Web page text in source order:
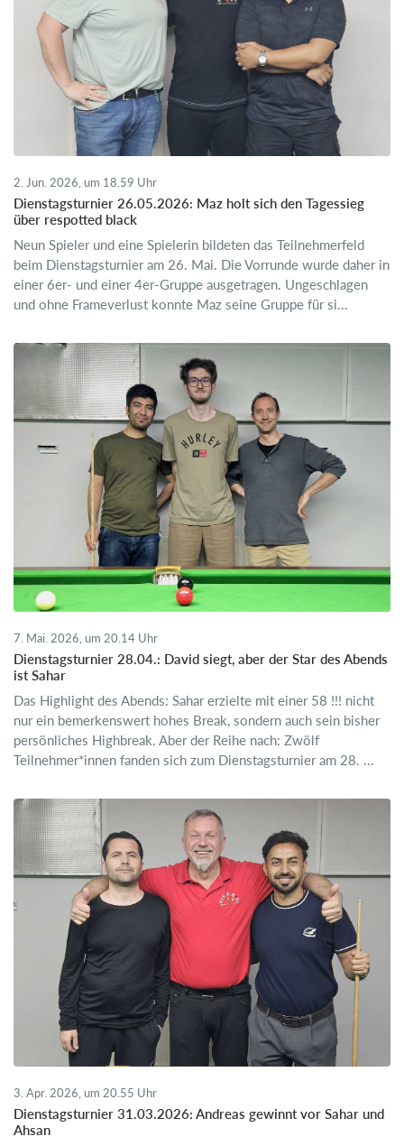
2. Jun. 2026, um 18.59 Uhr
Dienstagsturnier 26.05.2026: Maz holt sich den Tagessieg
über respotted black
Neun Spieler und eine Spielerin bildeten das Teilnehmerfeld
beim Dienstagsturnier am 26. Mai. Die Vorrunde wurde daher in
einer 6er- und einer 4er-Gruppe ausgetragen. Ungeschlagen
und ohne Frameverlust konnte Maz seine Gruppe für si...
7. Mai. 2026, um 20.14 Uhr
Dienstagsturnier 28.04.: David siegt, aber der Star des Abends
ist Sahar
Das Highlight des Abends: Sahar erzielte mit einer 58 !!! nicht
nur ein bemerkenswert hohes Break, sondern auch sein bisher
persönliches Highbreak. Aber der Reihe nach: Zwölf
Teilnehmer*innen fanden sich zum Dienstagsturnier am 28. ...
3. Apr. 2026, um 20.55 Uhr
Dienstagsturnier 31.03.2026: Andreas gewinnt vor Sahar und
Ahsan